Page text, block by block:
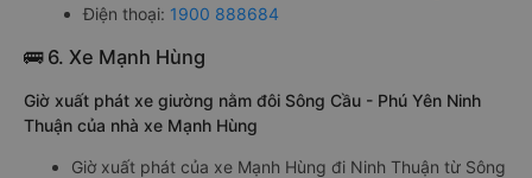
Điện thoại: 1900 888684
🚌 6. Xe Mạnh Hùng
Giờ xuất phát xe giường nằm đôi Sông Cầu - Phú Yên Ninh
Thuận của nhà xe Mạnh Hùng
Giờ xuất phát của xe Mạnh Hùng đi Ninh Thuận từ Sông